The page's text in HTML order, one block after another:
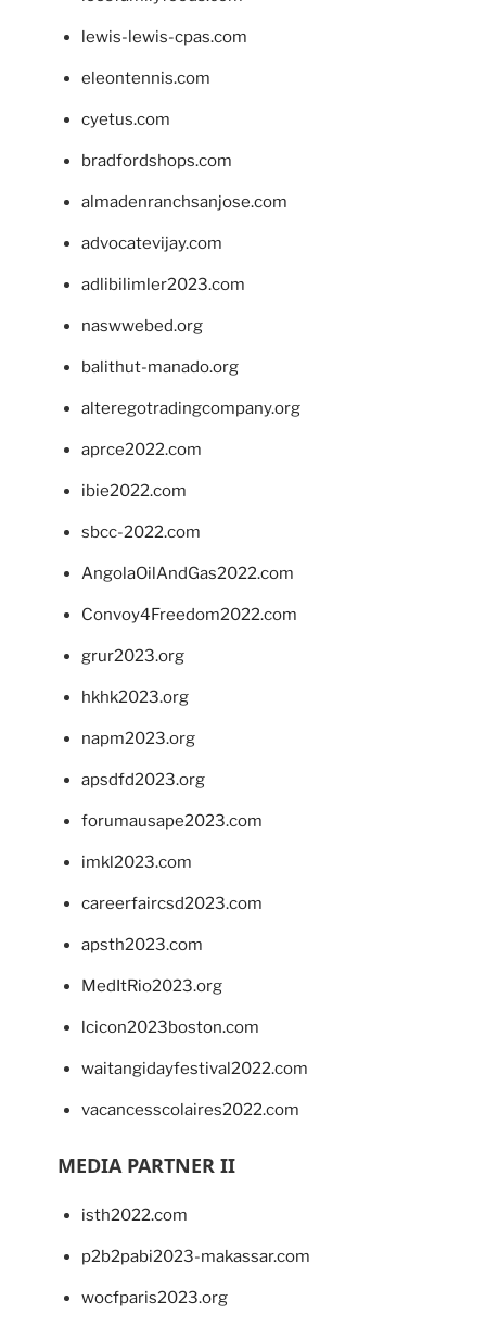
lewis-lewis-cpas.com
eleontennis.com
cyetus.com
bradfordshops.com
almadenranchsanjose.com
advocatevijay.com
adlibilimler2023.com
naswwebed.org
balithut-manado.org
alteregotradingcompany.org
aprce2022.com
ibie2022.com
sbcc-2022.com
AngolaOilAndGas2022.com
Convoy4Freedom2022.com
grur2023.org
hkhk2023.org
napm2023.org
apsdfd2023.org
forumausape2023.com
imkl2023.com
careerfaircsd2023.com
apsth2023.com
MedItRio2023.org
lcicon2023boston.com
waitangidayfestival2022.com
vacancesscolaires2022.com
MEDIA PARTNER II
isth2022.com
p2b2pabi2023-makassar.com
wocfparis2023.org